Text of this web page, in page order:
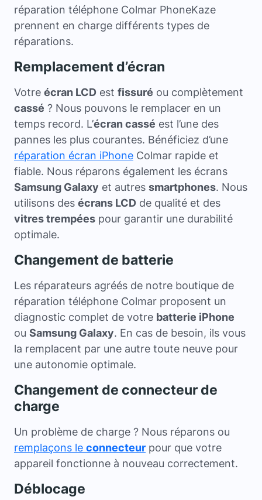
réparation téléphone Colmar PhoneKaze
prennent en charge différents types de
réparations.
Remplacement d’écran
Votre écran LCD est fissuré ou complètement
cassé ? Nous pouvons le remplacer en un
temps record. L’écran cassé est l’une des
pannes les plus courantes. Bénéficiez d’une
réparation écran iPhone Colmar rapide et
fiable. Nous réparons également les écrans
Samsung Galaxy et autres smartphones. Nous
utilisons des écrans LCD de qualité et des
vitres trempées pour garantir une durabilité
optimale.
Changement de batterie
Les réparateurs agréés de notre boutique de
réparation téléphone Colmar proposent un
diagnostic complet de votre batterie iPhone
ou Samsung Galaxy. En cas de besoin, ils vous
la remplacent par une autre toute neuve pour
une autonomie optimale.
Changement de connecteur de
charge
Un problème de charge ? Nous réparons ou
remplaçons le connecteur pour que votre
appareil fonctionne à nouveau correctement.
Déblocage